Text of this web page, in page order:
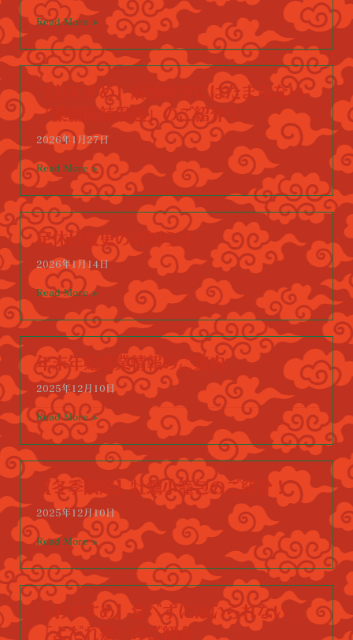
Read More »
【おすすめ】麻辣好きにはたまらない
「薬膳麻辣湯麺」のご紹介！
2026年1月27日
Read More »
定休日変更のお知らせ
2026年1月14日
Read More »
年末年始営業情報のご案内
2025年12月10日
Read More »
【冬季限定】牡蠣小籠包のご紹介！
2025年12月10日
Read More »
【おすすめ】食べずにはいられない！
「よだれ鶏」のご紹介